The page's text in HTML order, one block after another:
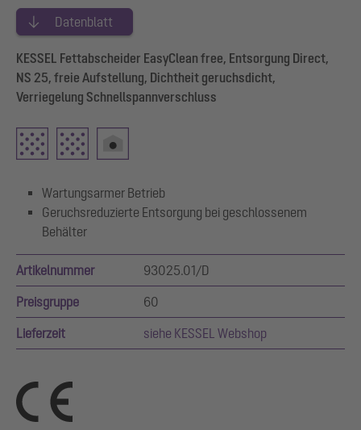
Datenblatt
KESSEL Fettabscheider EasyClean free, Entsorgung Direct,
NS 25, freie Aufstellung, Dichtheit geruchsdicht,
Verriegelung Schnellspannverschluss
Wartungsarmer Betrieb
Geruchsreduzierte Entsorgung bei geschlossenem
Behälter
Artikelnummer 93025.01/D
Preisgruppe 60
Lieferzeit siehe KESSEL Webshop